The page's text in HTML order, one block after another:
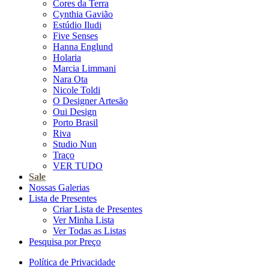
Cores da Terra
Cynthia Gavião
Estúdio Iludi
Five Senses
Hanna Englund
Holaria
Marcia Limmani
Nara Ota
Nicole Toldi
O Designer Artesão
Oui Design
Porto Brasil
Riva
Studio Nun
Traço
VER TUDO
Sale
Nossas Galerias
Lista de Presentes
Criar Lista de Presentes
Ver Minha Lista
Ver Todas as Listas
Pesquisa por Preço
Política de Privacidade